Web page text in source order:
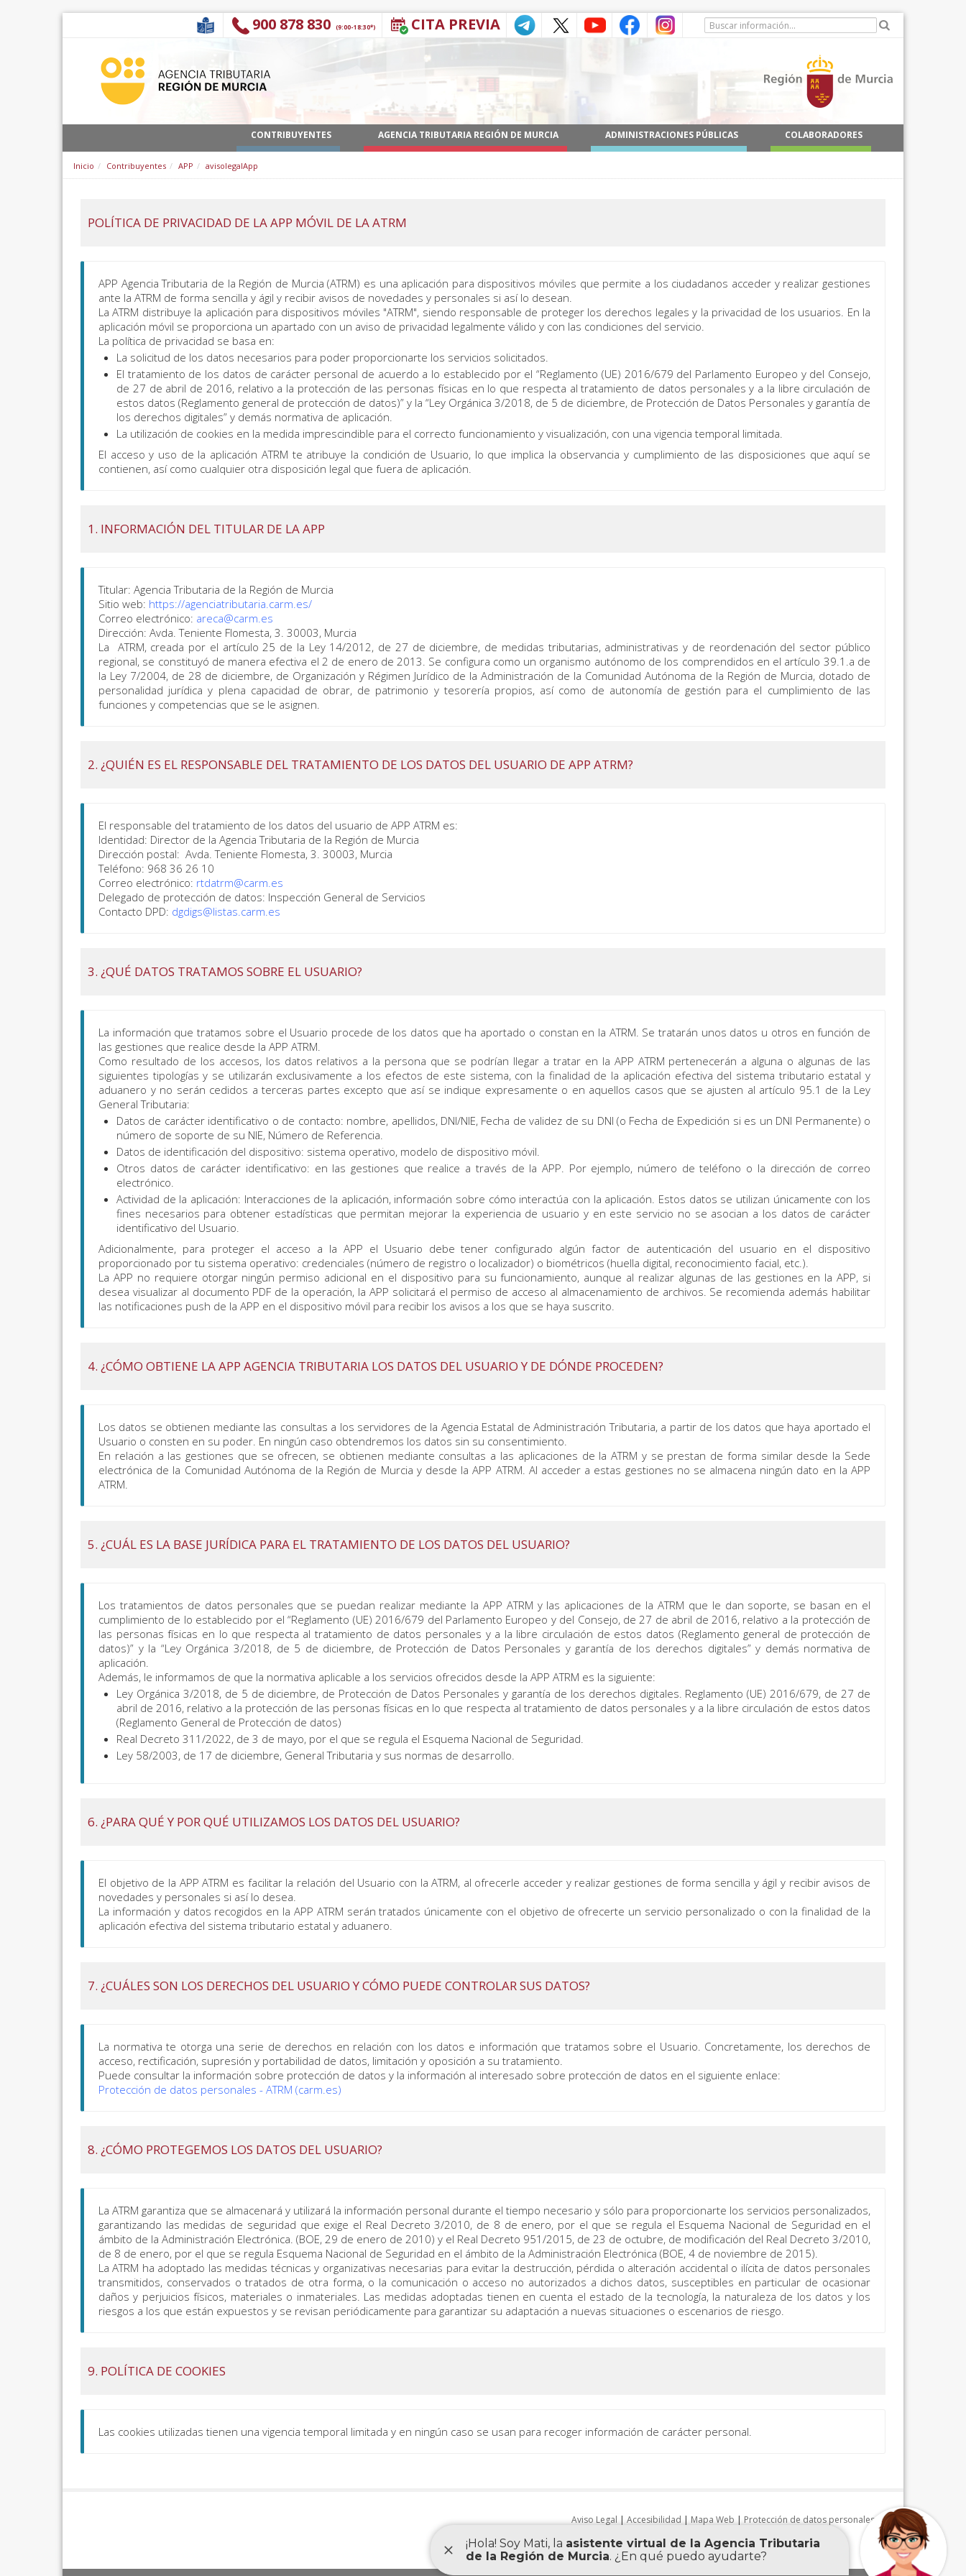
CITA PREVIA
900 878 830 (9:00-18:30*)
CONTRIBUYENTES AGENCIA TRIBUTARIA REGIÓN DE MURCIA ADMINISTRACIONES PÚBLICAS COLABORADORES
Inicio Contribuyentes APP avisolegalApp
POLÍTICA DE PRIVACIDAD DE LA APP MÓVIL DE LA ATRM
APP Agencia Tributaria de la Región de Murcia (ATRM) es una aplicación para dispositivos móviles que permite a los ciudadanos acceder y realizar gestiones
ante la ATRM de forma sencilla y ágil y recibir avisos de novedades y personales si así lo desean.
La ATRM distribuye la aplicación para dispositivos móviles "ATRM", siendo responsable de proteger los derechos legales y la privacidad de los usuarios. En la
aplicación móvil se proporciona un apartado con un aviso de privacidad legalmente válido y con las condiciones del servicio.
La política de privacidad se basa en:
La solicitud de los datos necesarios para poder proporcionarte los servicios solicitados.
El tratamiento de los datos de carácter personal de acuerdo a lo establecido por el “Reglamento (UE) 2016/679 del Parlamento Europeo y del Consejo,
de 27 de abril de 2016, relativo a la protección de las personas físicas en lo que respecta al tratamiento de datos personales y a la libre circulación de
estos datos (Reglamento general de protección de datos)” y la “Ley Orgánica 3/2018, de 5 de diciembre, de Protección de Datos Personales y garantía de
los derechos digitales” y demás normativa de aplicación.
La utilización de cookies en la medida imprescindible para el correcto funcionamiento y visualización, con una vigencia temporal limitada.
El acceso y uso de la aplicación ATRM te atribuye la condición de Usuario, lo que implica la observancia y cumplimiento de las disposiciones que aquí se
contienen, así como cualquier otra disposición legal que fuera de aplicación.
1. INFORMACIÓN DEL TITULAR DE LA APP
Titular: Agencia Tributaria de la Región de Murcia
Sitio web: https://agenciatributaria.carm.es/
Correo electrónico: areca@carm.es
Dirección: Avda. Teniente Flomesta, 3. 30003, Murcia
La ATRM, creada por el artículo 25 de la Ley 14/2012, de 27 de diciembre, de medidas tributarias, administrativas y de reordenación del sector público
regional, se constituyó de manera efectiva el 2 de enero de 2013. Se configura como un organismo autónomo de los comprendidos en el artículo 39.1.a de
la Ley 7/2004, de 28 de diciembre, de Organización y Régimen Jurídico de la Administración de la Comunidad Autónoma de la Región de Murcia, dotado de
personalidad jurídica y plena capacidad de obrar, de patrimonio y tesorería propios, así como de autonomía de gestión para el cumplimiento de las
funciones y competencias que se le asignen.
2. ¿QUIÉN ES EL RESPONSABLE DEL TRATAMIENTO DE LOS DATOS DEL USUARIO DE APP ATRM?
El responsable del tratamiento de los datos del usuario de APP ATRM es:
Identidad: Director de la Agencia Tributaria de la Región de Murcia
Dirección postal: Avda. Teniente Flomesta, 3. 30003, Murcia
Teléfono: 968 36 26 10
Correo electrónico: rtdatrm@carm.es
Delegado de protección de datos: Inspección General de Servicios
Contacto DPD: dgdigs@listas.carm.es
3. ¿QUÉ DATOS TRATAMOS SOBRE EL USUARIO?
La información que tratamos sobre el Usuario procede de los datos que ha aportado o constan en la ATRM. Se tratarán unos datos u otros en función de
las gestiones que realice desde la APP ATRM.
Como resultado de los accesos, los datos relativos a la persona que se podrían llegar a tratar en la APP ATRM pertenecerán a alguna o algunas de las
siguientes tipologías y se utilizarán exclusivamente a los efectos de este sistema, con la finalidad de la aplicación efectiva del sistema tributario estatal y
aduanero y no serán cedidos a terceras partes excepto que así se indique expresamente o en aquellos casos que se ajusten al artículo 95.1 de la Ley
General Tributaria:
Datos de carácter identificativo o de contacto: nombre, apellidos, DNI/NIE, Fecha de validez de su DNI (o Fecha de Expedición si es un DNI Permanente) o
número de soporte de su NIE, Número de Referencia.
Datos de identificación del dispositivo: sistema operativo, modelo de dispositivo móvil.
Otros datos de carácter identificativo: en las gestiones que realice a través de la APP. Por ejemplo, número de teléfono o la dirección de correo
electrónico.
Actividad de la aplicación: Interacciones de la aplicación, información sobre cómo interactúa con la aplicación. Estos datos se utilizan únicamente con los
fines necesarios para obtener estadísticas que permitan mejorar la experiencia de usuario y en este servicio no se asocian a los datos de carácter
identificativo del Usuario.
Adicionalmente, para proteger el acceso a la APP el Usuario debe tener configurado algún factor de autenticación del usuario en el dispositivo
proporcionado por tu sistema operativo: credenciales (número de registro o localizador) o biométricos (huella digital, reconocimiento facial, etc.).
La APP no requiere otorgar ningún permiso adicional en el dispositivo para su funcionamiento, aunque al realizar algunas de las gestiones en la APP, si
desea visualizar al documento PDF de la operación, la APP solicitará el permiso de acceso al almacenamiento de archivos. Se recomienda además habilitar
las notificaciones push de la APP en el dispositivo móvil para recibir los avisos a los que se haya suscrito.
4. ¿CÓMO OBTIENE LA APP AGENCIA TRIBUTARIA LOS DATOS DEL USUARIO Y DE DÓNDE PROCEDEN?
Los datos se obtienen mediante las consultas a los servidores de la Agencia Estatal de Administración Tributaria, a partir de los datos que haya aportado el
Usuario o consten en su poder. En ningún caso obtendremos los datos sin su consentimiento.
En relación a las gestiones que se ofrecen, se obtienen mediante consultas a las aplicaciones de la ATRM y se prestan de forma similar desde la Sede
electrónica de la Comunidad Autónoma de la Región de Murcia y desde la APP ATRM. Al acceder a estas gestiones no se almacena ningún dato en la APP
ATRM.
5. ¿CUÁL ES LA BASE JURÍDICA PARA EL TRATAMIENTO DE LOS DATOS DEL USUARIO?
Los tratamientos de datos personales que se puedan realizar mediante la APP ATRM y las aplicaciones de la ATRM que le dan soporte, se basan en el
cumplimiento de lo establecido por el “Reglamento (UE) 2016/679 del Parlamento Europeo y del Consejo, de 27 de abril de 2016, relativo a la protección de
las personas físicas en lo que respecta al tratamiento de datos personales y a la libre circulación de estos datos (Reglamento general de protección de
datos)” y la “Ley Orgánica 3/2018, de 5 de diciembre, de Protección de Datos Personales y garantía de los derechos digitales” y demás normativa de
aplicación.
Además, le informamos de que la normativa aplicable a los servicios ofrecidos desde la APP ATRM es la siguiente:
Ley Orgánica 3/2018, de 5 de diciembre, de Protección de Datos Personales y garantía de los derechos digitales. Reglamento (UE) 2016/679, de 27 de
abril de 2016, relativo a la protección de las personas físicas en lo que respecta al tratamiento de datos personales y a la libre circulación de estos datos
(Reglamento General de Protección de datos)
Real Decreto 311/2022, de 3 de mayo, por el que se regula el Esquema Nacional de Seguridad.
Ley 58/2003, de 17 de diciembre, General Tributaria y sus normas de desarrollo.
6. ¿PARA QUÉ Y POR QUÉ UTILIZAMOS LOS DATOS DEL USUARIO?
El objetivo de la APP ATRM es facilitar la relación del Usuario con la ATRM, al ofrecerle acceder y realizar gestiones de forma sencilla y ágil y recibir avisos de
novedades y personales si así lo desea.
La información y datos recogidos en la APP ATRM serán tratados únicamente con el objetivo de ofrecerte un servicio personalizado o con la finalidad de la
aplicación efectiva del sistema tributario estatal y aduanero.
7. ¿CUÁLES SON LOS DERECHOS DEL USUARIO Y CÓMO PUEDE CONTROLAR SUS DATOS?
La normativa te otorga una serie de derechos en relación con los datos e información que tratamos sobre el Usuario. Concretamente, los derechos de
acceso, rectificación, supresión y portabilidad de datos, limitación y oposición a su tratamiento.
Puede consultar la información sobre protección de datos y la información al interesado sobre protección de datos en el siguiente enlace:
Protección de datos personales - ATRM (carm.es)
8. ¿CÓMO PROTEGEMOS LOS DATOS DEL USUARIO?
La ATRM garantiza que se almacenará y utilizará la información personal durante el tiempo necesario y sólo para proporcionarte los servicios personalizados,
garantizando las medidas de seguridad que exige el Real Decreto 3/2010, de 8 de enero, por el que se regula el Esquema Nacional de Seguridad en el
ámbito de la Administración Electrónica. (BOE, 29 de enero de 2010) y el Real Decreto 951/2015, de 23 de octubre, de modificación del Real Decreto 3/2010,
de 8 de enero, por el que se regula Esquema Nacional de Seguridad en el ámbito de la Administración Electrónica (BOE, 4 de noviembre de 2015).
La ATRM ha adoptado las medidas técnicas y organizativas necesarias para evitar la destrucción, pérdida o alteración accidental o ilícita de datos personales
transmitidos, conservados o tratados de otra forma, o la comunicación o acceso no autorizados a dichos datos, susceptibles en particular de ocasionar
daños y perjuicios físicos, materiales o inmateriales. Las medidas adoptadas tienen en cuenta el estado de la tecnología, la naturaleza de los datos y los
riesgos a los que están expuestos y se revisan periódicamente para garantizar su adaptación a nuevas situaciones o escenarios de riesgo.
9. POLÍTICA DE COOKIES
Las cookies utilizadas tienen una vigencia temporal limitada y en ningún caso se usan para recoger información de carácter personal.
Aviso Legal | Accesibilidad | Mapa Web | Protección de datos personales |